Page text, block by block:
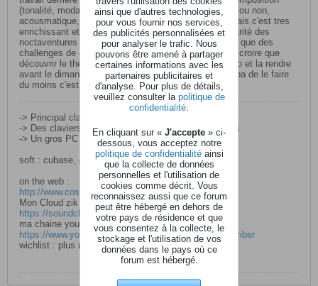
(tonalité, modalité, progression des accord, cadentiel ou non,
acousmatique, acoustique etc...) c'est tres difficile mais c'est tres
enrichissant et comme c'est bien souligné la particularité des
noctaventures c'est qu'ils ont fait ce choix de ne faire que des
challenges de 48h un fois par mois et je vous prie de croire que
découvrir le thème le vendredi à 18h pondre un compo et la rendre
avant le dimanche 18h c'est du sport mais c'est sympa de le faire
du moins c'est mon avis
-> Principal clavier : korg oasys 88
-> Des claviers, des boites à rythmes, des expanders
-> Un gros PC
soft : cubase, des plugins, des librairies
on the web :
http://www.cosmozik.com
Mon Cloud zik :
https://soundcloud.com/cosmozik
ma chaine youtube :
https://www.youtube.com/channel/UC__..._as=subscriber
wichlist : plus riens jai plus de place ....
ainsi que d'autres technologies,
pour vous fournir nos services,
des publicités personnalisées et
pour analyser le trafic. Nous
pouvons être amené à partager
certaines informations avec les
partenaires publicitaires et
d'analyse. Pour plus de détails,
veuillez consulter la politique de
confidentialité
En cliquant sur « J'accepte » ci-
dessous, vous acceptez notre
politique de confidentialitéainsi
que la collecte de données
personnelles et l'utilisation de
cookies comme décrit. Vous
reconnaissez aussi que ce forum
peut être hébergé en dehors de
votre pays de résidence et que
vous consentez à la collecte, le
stockage et l'utilisation de vos
données dans le pays où ce
forum est hébergé.